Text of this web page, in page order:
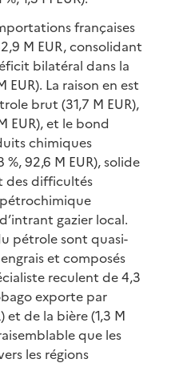
françaises
M EUR, consolidant
bilatéral dans la
La raison en est
brut (31,7 M EUR),
EUR), et le bond
chimiques
92,6 M EUR), solide
des difficultés
gazier local.
pétrole sont quasi-
et composés
reculent de 4,3
exporte par
et de la bière (1,3 M
que les
les régions